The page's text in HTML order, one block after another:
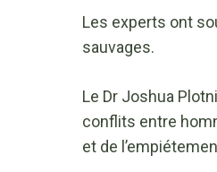
Les experts ont
sauvages.
Le Dr Joshua
conflits entre
et de